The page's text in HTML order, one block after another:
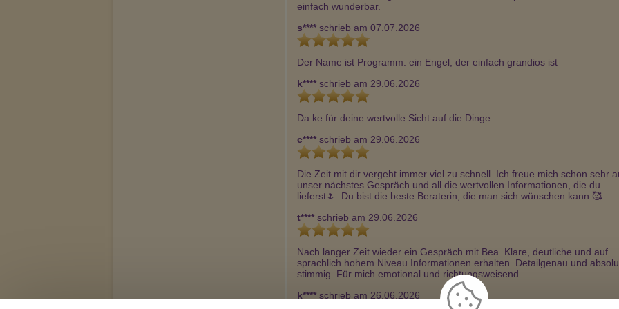
einfach wunderbar.
s**** schrieb am 07.07.2026
Der Name ist Programm: ein Engel, der einfach grandios ist
k**** schrieb am 29.06.2026
Da ke für deine wertvolle Sicht auf die Dinge...
c**** schrieb am 29.06.2026
Die Zeit mit dir vergeht immer viel zu schnell. Ich freue mich schon sehr
unser nächstes Gespräch und all die wertvollen Informationen, die du
lieferst🌷  Du bist die beste Beraterin, die man sich wünschen kann 🥰
t**** schrieb am 29.06.2026
Nach langer Zeit wieder ein Gespräch mit Bea. Klare, deutliche und auf
sprachlich hohem Niveau Informationen erhalten. Detailgenau und
stimmig. Für mich emotional und richtungsweisend.
k**** schrieb am 26.06.2026